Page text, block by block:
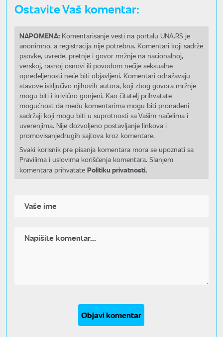
Ostavite Vaš komentar:
NAPOMENA: Komentarisanje vesti na portalu UNA.RS je
anonimno, a registracija nije potrebna. Komentari koji sadrže
psovke, uvrede, pretnje i govor mržnje na nacionalnoj,
verskoj, rasnoj osnovi ili povodom nečije seksualne
opredeljenosti neće biti objavljeni. Komentari odražavaju
stavove isključivo njihovih autora, koji zbog govora mržnje
mogu biti i krivično gonjeni. Kao čitatelj prihvatate
mogućnost da među komentarima mogu biti pronađeni
sadržaji koji mogu biti u suprotnosti sa Vašim načelima i
uverenjima. Nije dozvoljeno postavljanje linkova i
promovisanjedrugih sajtova kroz komentare.
Svaki korisnik pre pisanja komentara mora se upoznati sa
Pravilima i uslovima korišćenja komentara. Slanjem
komentara prihvatate Politiku privatnosti.
Objavi komentar